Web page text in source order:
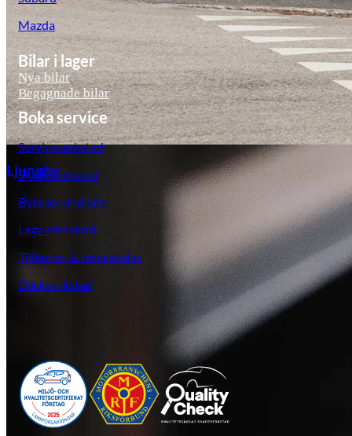
Ljungby
Mazda
Bilar i lager
Nya bilar
Begagnade bilar
Boka service
Serviceverkstad
Skadeverkstad
Byte av vindruta
Laga stenskott
Tillbehör & reservdelar
Däckverkstad